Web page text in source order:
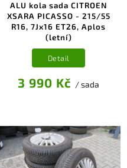
ALU kola sada CITROEN
XSARA PICASSO - 215/55
R16, 7Jx16 ET26, Aplos
(letní)
3 990 Kč / sada
Detail